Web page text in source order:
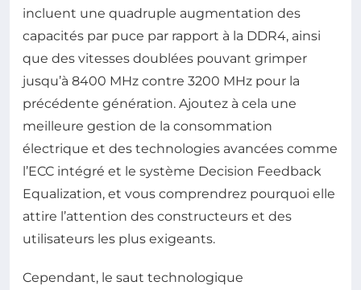
incluent une quadruple augmentation des
capacités par puce par rapport à la DDR4, ainsi
que des vitesses doublées pouvant grimper
jusqu’à 8400 MHz contre 3200 MHz pour la
précédente génération. Ajoutez à cela une
meilleure gestion de la consommation
électrique et des technologies avancées comme
l’ECC intégré et le système Decision Feedback
Equalization, et vous comprendrez pourquoi elle
attire l’attention des constructeurs et des
utilisateurs les plus exigeants.
Cependant, le saut technologique